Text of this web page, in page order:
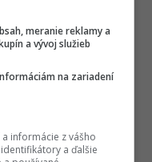
meranie reklamy a
a vývoj služieb
na zariadení
informácie z vášho
a ďalšie